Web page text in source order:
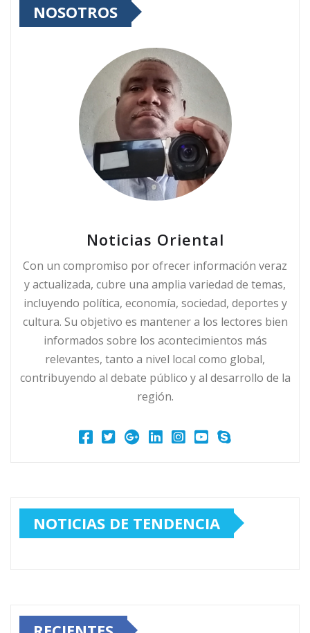
NOSOTROS
Noticias Oriental
Con un compromiso por ofrecer información veraz
y actualizada, cubre una amplia variedad de temas,
incluyendo política, economía, sociedad, deportes y
cultura. Su objetivo es mantener a los lectores bien
informados sobre los acontecimientos más
relevantes, tanto a nivel local como global,
contribuyendo al debate público y al desarrollo de la
región.
NOTICIAS DE TENDENCIA